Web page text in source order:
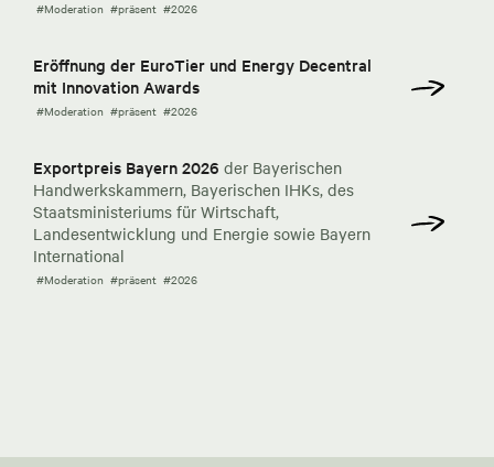
#Moderation #präsent #2026
Eröffnung der EuroTier und Energy Decentral
mit Innovation Awards
#Moderation #präsent #2026
Exportpreis Bayern 2026 der Bayerischen
Handwerkskammern, Bayerischen IHKs, des
Staatsministeriums für Wirtschaft,
Landesentwicklung und Energie sowie Bayern
International
#Moderation #präsent #2026